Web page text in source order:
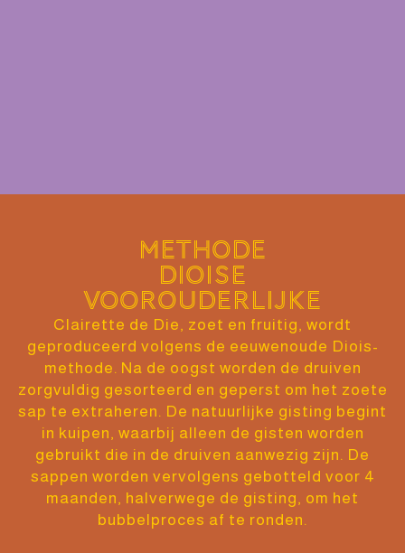
Methode
dioise
voorouderlijke
Clairette de Die, zoet en fruitig, wordt
geproduceerd volgens de eeuwenoude Diois-
methode. Na de oogst worden de druiven
zorgvuldig gesorteerd en geperst om het zoete
sap te extraheren. De natuurlijke gisting begint
in kuipen, waarbij alleen de gisten worden
gebruikt die in de druiven aanwezig zijn. De
sappen worden vervolgens gebotteld voor 4
maanden, halverwege de gisting, om het
bubbelproces af te ronden.